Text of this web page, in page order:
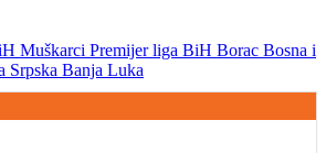
Muškarci Premijer liga BiH Borac Bosna i
Srpska Banja Luka